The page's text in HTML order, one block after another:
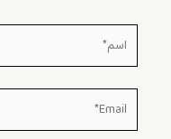
اسم*
Email*